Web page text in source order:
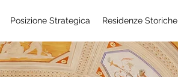
Posizione Strategica Residenze Storiche